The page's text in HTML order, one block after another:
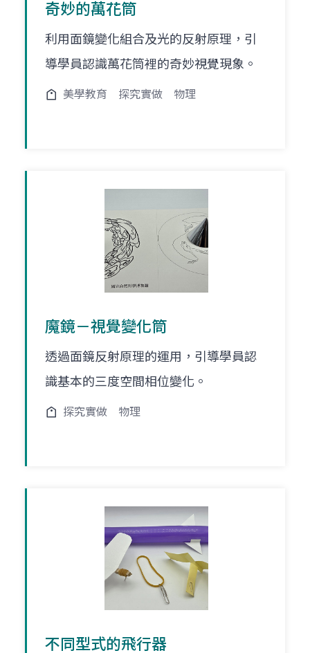
奇妙的萬花筒
利用面鏡變化組合及光的反射原理，引
導學員認識萬花筒裡的奇妙視覺現象。
美學教育 探究實做 物理
魔鏡－視覺變化筒
透過面鏡反射原理的運用，引導學員認
識基本的三度空間相位變化。
探究實做 物理
不同型式的飛行器